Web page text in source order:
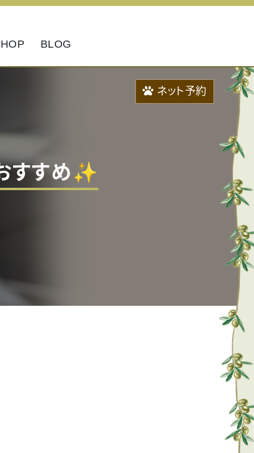
BLOG
 ネット予約
すすめ✨